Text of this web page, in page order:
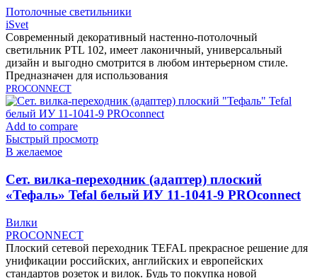
Потолочные светильники
iSvet
Современный декоративный настенно-потолочный
светильник PTL 102, имеет лаконичный, универсальный
дизайн и выгодно смотрится в любом интерьерном стиле.
Предназначен для использования
PROCONNECT
Add to compare
Быстрый просмотр
В желаемое
Cет. вилка-переходник (адаптер) плоский
«Тефаль» Tefal белый ИУ 11-1041-9 PROconnect
Вилки
PROCONNECT
Плоский сетевой переходник TEFAL прекрасное решение для
унификации российских, английских и европейских
стандартов розеток и вилок. Будь то покупка новой